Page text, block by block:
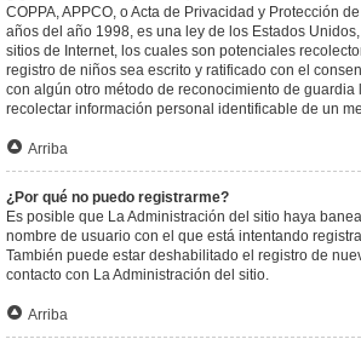
COPPA, APPCO, o Acta de Privacidad y Protección
años del año 1998, es una ley de los Estados
sitios de Internet, los cuales son potenciales
registro de niños sea escrito y ratificado con el
con algún otro método de reconocimiento de guardia
recolectar información personal identificable de un
Arriba
¿Por qué no puedo registrarme?
Es posible que La Administración del sitio haya
nombre de usuario con el que está intentando
También puede estar deshabilitado el registro de
contacto con La Administración del sitio.
Arriba